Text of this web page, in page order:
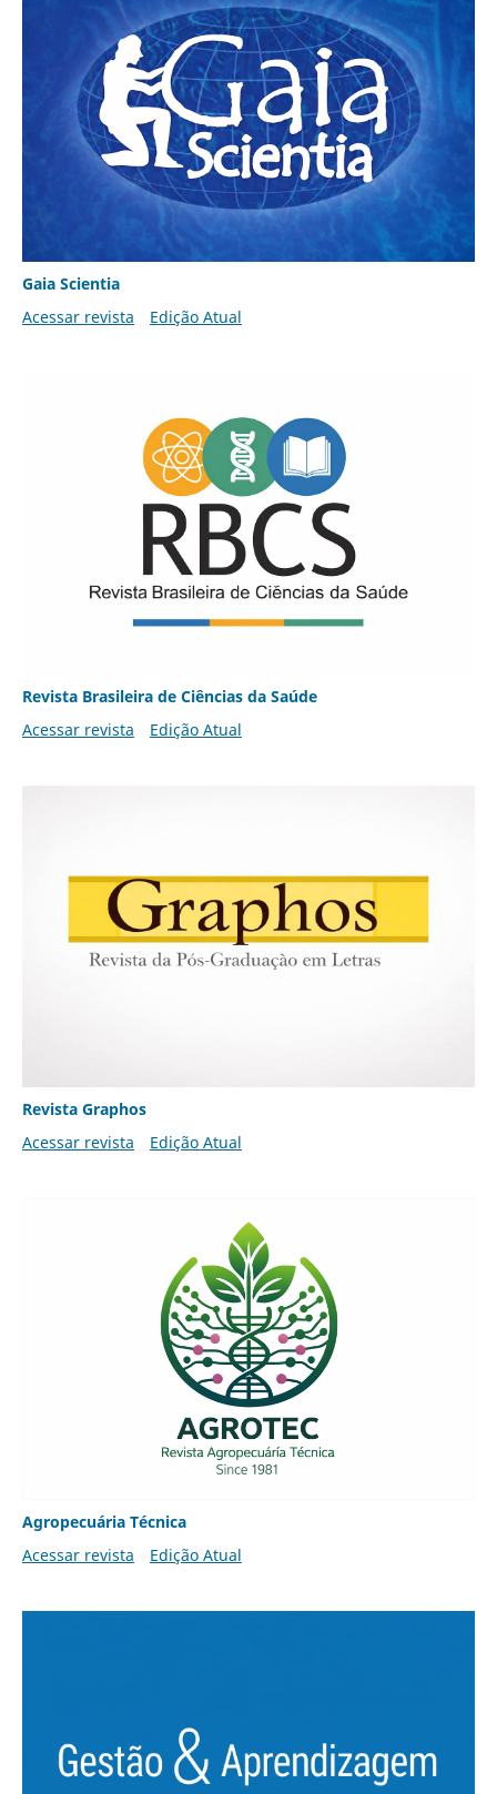
Gaia Scientia
Acessar revista
Edição Atual
Revista Brasileira de Ciências da Saúde
Acessar revista
Edição Atual
Revista Graphos
Acessar revista
Edição Atual
Agropecuária Técnica
Acessar revista
Edição Atual